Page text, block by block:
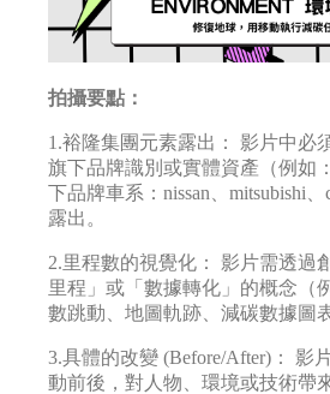
拍攝要點：
1.裕隆集團元素露出： 影片中必
旗下品牌識別或實體資產（例如
下品牌車系：nissan、mitsubishi
露出。
2.里程數的視覺化： 影片需透過
里程」或「數據轉化」的概念（
數跳動、地圖軌跡、減碳數據圖
3.具體的改變 (Before/After)： 影
動前後，對人物、環境或技術帶